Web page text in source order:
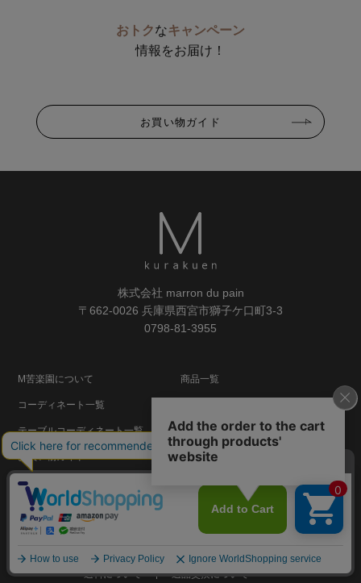
おトクなキャンペーン
情報をお届け！
お買い物ガイド
株式会社 marron du pain
〒662-0026 兵庫県西宮市獅子ケ口町3-3
0798-81-3955
M苦楽園について 商品一覧
コーディネート一覧
テーブルコーディネート一覧 マガジン
メルマガ登録
メルマガ解除
法人の皆さま
送料について 返品交換について